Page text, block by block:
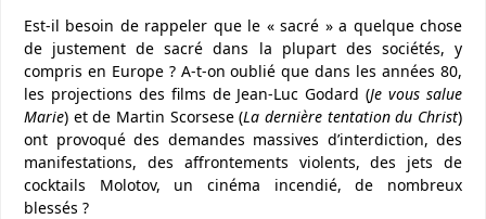
Est-il besoin de rappeler que le « sacré » a quelque chose
de justement de sacré dans la plupart des sociétés, y
compris en Europe ? A-t-on oublié que dans les années 80,
les projections des films de Jean-Luc Godard (Je vous salue
Marie) et de Martin Scorsese (La dernière tentation du Christ)
ont provoqué des demandes massives d’interdiction, des
manifestations, des affrontements violents, des jets de
cocktails Molotov, un cinéma incendié, de nombreux
blessés ?